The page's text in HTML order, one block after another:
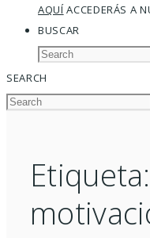
AQUÍACCEDERÁS A
BUSCAR
SEARCH
Etiqueta: